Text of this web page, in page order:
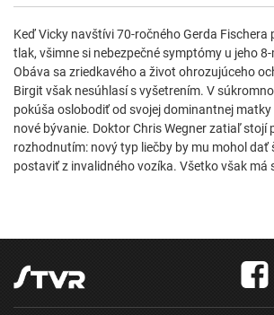
Keď Vicky navštívi 70-ročného Gerda Fischera
tlak, všimne si nebezpečné symptómy u jeho
Obáva sa zriedkavého a život ohrozujúceho
Birgit však nesúhlasí s vyšetrením. V
pokúša oslobodiť od svojej dominantnej matky
nové bývanie. Doktor Chris Wegner zatiaľ stojí
rozhodnutím: nový typ liečby by mu mohol dať
postaviť z invalidného vozíka. Všetko však má